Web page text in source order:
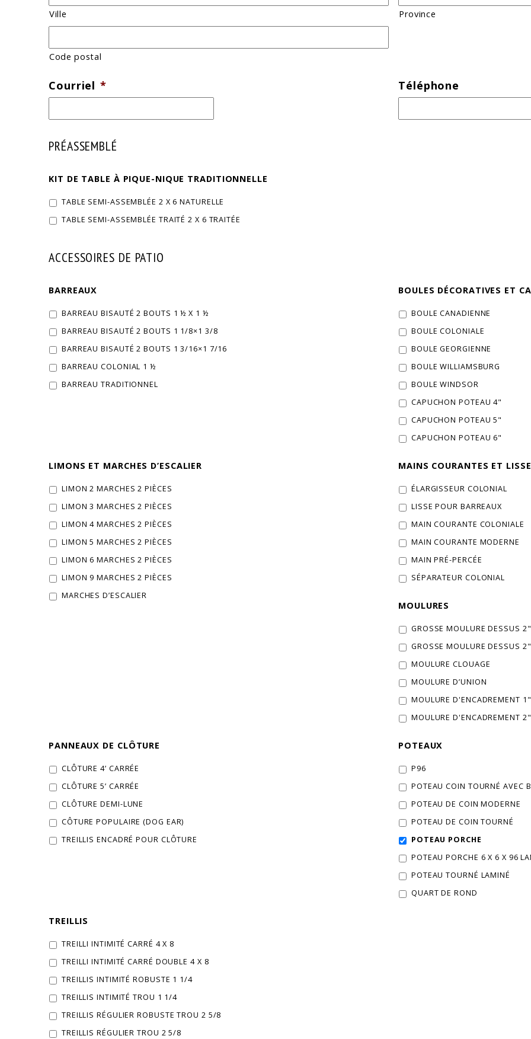
Ville Province
Code postal
Courriel * Téléphone
PRÉASSEMBLÉ
KIT DE TABLE À PIQUE-NIQUE TRADITIONNELLE
TABLE SEMI-ASSEMBLÉE 2 X 6 NATURELLE
TABLE SEMI-ASSEMBLÉE TRAITÉ 2 X 6 TRAITÉE
ACCESSOIRES DE PATIO
BARREAUX
BARREAU BISAUTÉ 2 BOUTS 1 ½ X 1 ½
BARREAU BISAUTÉ 2 BOUTS 1 1/8×1 3/8
BARREAU BISAUTÉ 2 BOUTS 1 3/16×1 7/16
BARREAU COLONIAL 1 ½
BARREAU TRADITIONNEL
BOULES DÉCORATIVES ET
BOULE CANADIENNE
BOULE COLONIALE
BOULE GEORGIENNE
BOULE WILLIAMSBURG
BOULE WINDSOR
CAPUCHON POTEAU 4"
CAPUCHON POTEAU 5"
CAPUCHON POTEAU 6"
LIMONS ET MARCHES D’ESCALIER
LIMON 2 MARCHES 2 PIÈCES
LIMON 3 MARCHES 2 PIÈCES
LIMON 4 MARCHES 2 PIÈCES
LIMON 5 MARCHES 2 PIÈCES
LIMON 6 MARCHES 2 PIÈCES
LIMON 9 MARCHES 2 PIÈCES
MARCHES D’ESCALIER
MAINS COURANTES ET
ÉLARGISSEUR COLONIAL
LISSE POUR BARREAUX
MAIN COURANTE COLONIALE
MAIN COURANTE MODERNE
MAIN PRÉ-PERCÉE
SÉPARATEUR COLONIAL
MOULURES
GROSSE MOULURE DESSUS
GROSSE MOULURE DESSUS
MOULURE CLOUAGE
MOULURE D’UNION
MOULURE D'ENCADREMENT
MOULURE D'ENCADREMENT
PANNEAUX DE CLÔTURE
CLÔTURE 4’ CARRÉE
CLÔTURE 5’ CARRÉE
CLÔTURE DEMI-LUNE
CÔTURE POPULAIRE (DOG EAR)
TREILLIS ENCADRÉ POUR CLÔTURE
POTEAUX
P96
POTEAU COIN TOURNÉ AVEC
POTEAU DE COIN MODERNE
POTEAU DE COIN TOURNÉ
POTEAU PORCHE
POTEAU PORCHE 6 X 6 X 96
POTEAU TOURNÉ LAMINÉ
QUART DE ROND
TREILLIS
TREILLI INTIMITÉ CARRÉ 4 X 8
TREILLI INTIMITÉ CARRÉ DOUBLE 4 X 8
TREILLIS INTIMITÉ ROBUSTE 1 1/4
TREILLIS INTIMITÉ TROU 1 1/4
TREILLIS RÉGULIER ROBUSTE TROU 2 5/8
TREILLIS RÉGULIER TROU 2 5/8